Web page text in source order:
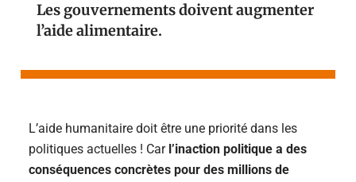
Les gouvernements doivent augmenter
l’aide alimentaire.
L’aide humanitaire doit être une priorité dans les
politiques actuelles ! Car l’inaction politique a des
conséquences concrètes pour des millions de